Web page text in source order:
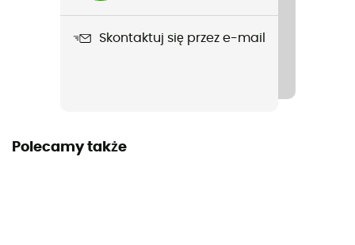
Skontaktuj się przez e-mail
Polecamy także